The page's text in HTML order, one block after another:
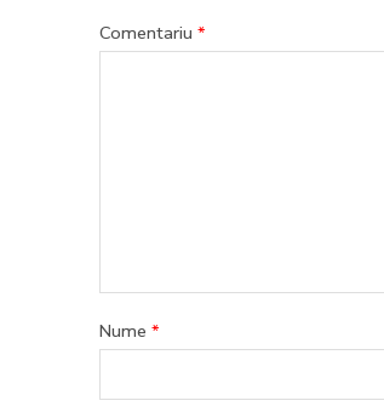
Comentariu *
Nume *